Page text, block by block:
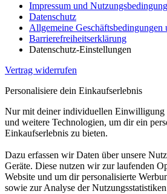
Impressum und
Datenschutz
Allgemeine
Barrierefreiheitserklärung
Datenschutz-Einstellungen
Vertrag widerrufen
Personalisiere dein Einkaufserlebnis
Nur mit deiner individuellen Einwilligung
und weitere Technologien, um dir ein
Einkaufserlebnis zu bieten.
Dazu erfassen wir Daten über unsere
Geräte. Diese nutzen wir zur laufenden
Website und um dir personalisierte
sowie zur Analyse der